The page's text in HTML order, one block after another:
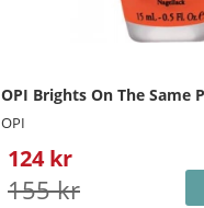
OPI Brights On The Same
OPI
124 kr
155 kr